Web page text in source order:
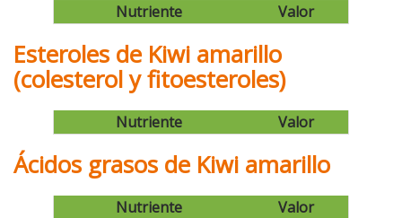
Nutriente Valor
Esteroles de Kiwi amarillo
(colesterol y fitoesteroles)
Nutriente Valor
Ácidos grasos de Kiwi amarillo
Nutriente Valor